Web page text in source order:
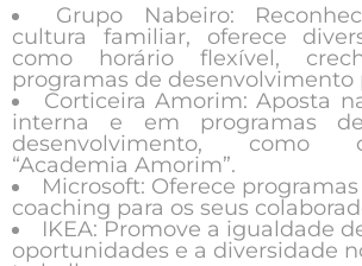
Grupo Nabeiro:
cultura familiar, oferece
como horário flexível,
programas de desenvolvimento
Corticeira Amorim: Aposta
interna e em programas
desenvolvimento, como
“Academia Amorim”.
Microsoft: Oferece
coaching para os seus
IKEA:Promove a igualdade
oportunidades e a diversidade